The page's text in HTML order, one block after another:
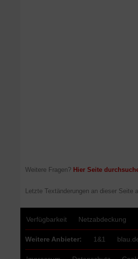
Weitere Fragen? Hier Seite
Letzte Textänderungen an dieser Seite
Verfügbarkeit Netzabdeckung
Weitere Anbieter: 1&1